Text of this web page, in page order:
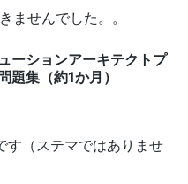
ませんでした。。
ションアーキテクトプ
題集（約1か月）
す（ステマではありませ